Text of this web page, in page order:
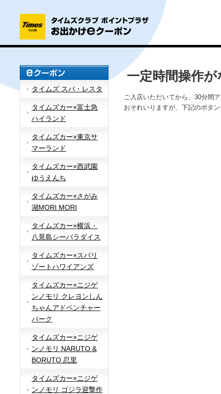
タイムズ スパ・レスタ
タイムズカー×富士急
ハイランド
タイムズカー×東京サ
マーランド
タイムズカー×西武園
ゆうえんち
タイムズカー×さがみ
湖MORI MORI
タイムズカー×横浜・
八景島シーパラダイス
タイムズカー×スパリ
ゾートハワイアンズ
タイムズカー×ニジゲ
ンノモリ クレヨンしん
ちゃんアドベンチャー
パーク
タイムズカー×ニジゲ
ンノモリ NARUTO &
BORUTO 忍里
タイムズカー×ニジゲ
ンノモリ ゴジラ迎撃作
一定時間操作
ご入店いただいてから、30分間
おそれいりますが、下記のボタ